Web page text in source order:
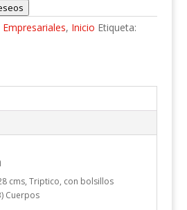
, Inicio Etiqueta:
cms, Triptico, con bolsillos
Cuerpos